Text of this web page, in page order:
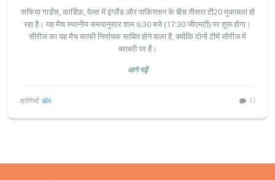
सफिया गार्डंस, कार्डिफ़, वेल्स में इंग्लैंड और पाकिस्तान के बीच तीसरा टी20 मुकाबला हो
रहा है। यह मैच स्थानीय समयानुसार शाम 6:30 बजे (17:30 जीएमटी) पर शुरू होगा।
सीरीज का यह मैच काफी निर्णायक साबित होने वाला है, क्योंकि दोनों टीमें सीरीज में
बराबरी पर हैं।
आगे पढ़ें
श्रेणियाँ: खेल 17